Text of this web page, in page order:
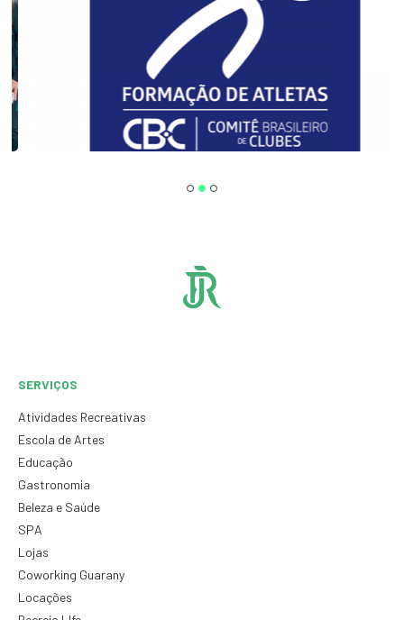
SERVIÇOS
Atividades Recreativas
Escola de Artes
Educação
Gastronomia
Beleza e Saúde
SPA
Lojas
Coworking Guarany
Locações